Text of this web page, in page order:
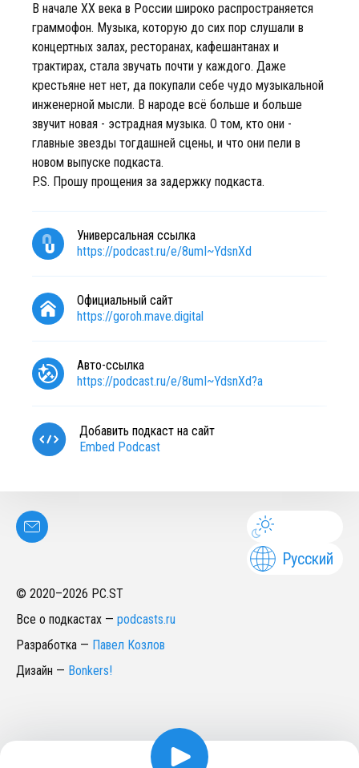
В начале XX века в России широко распространяется
граммофон. Музыка, которую до сих пор слушали в
концертных залах, ресторанах, кафешантанах и
трактирах, стала звучать почти у каждого. Даже
крестьяне нет нет, да покупали себе чудо музыкальной
инженерной мысли. В народе всё больше и больше
звучит новая - эстрадная музыка. О том, кто они -
главные звезды тогдашней сцены, и что они пели в
новом выпуске подкаста.
P.S. Прошу прощения за задержку подкаста.
Универсальная ссылка
https://podcast.ru/e/8umI~YdsnXd
Официальный сайт
https://goroh.mave.digital
Авто-ссылка
https://podcast.ru/e/8umI~YdsnXd?a
Добавить подкаст на сайт
Embed Podcast
Русский
© 2020–2026 PC.ST
Все о подкастах — podcasts.ru
Разработка — Павел Козлов
Дизайн — Bonkers!